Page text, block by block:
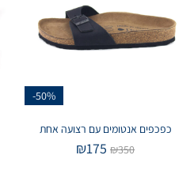
-50%
כפכפים אנטומים עם רצועה אחת
₪350
₪175